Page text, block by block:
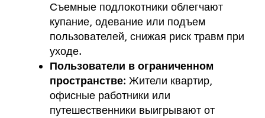
Съемные подлокотники облегчают
купание, одевание или подъем
пользователей, снижая риск травм при
уходе.
Пользователи в ограниченном
пространстве: Жители квартир,
офисные работники или
путешественники выигрывают от